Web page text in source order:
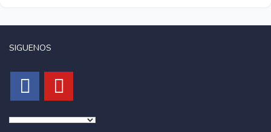
SIGUENOS